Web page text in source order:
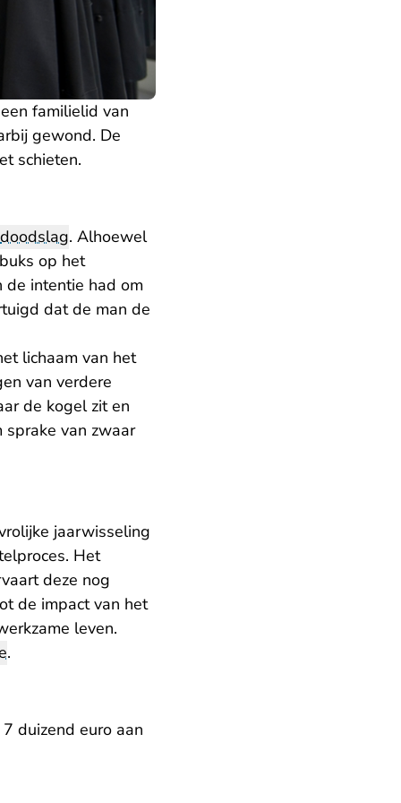
familielid van
gewond. De
schieten.
doodslag. Alhoewel
op het
de intentie had om
dat de man de
lichaam van het
van verdere
de kogel zit en
van zwaar
jaarwisseling
Het
deze nog
de impact van het
leven.
.
duizend euro aan